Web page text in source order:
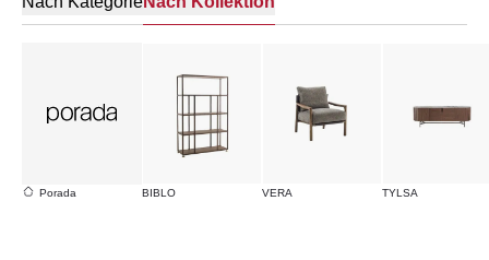
Generationen verfeinert haben – und Designer wie Emmanuel
Gallina, die diesem Wissen zeitgenössische Formen verleihen.
Porada verbindet die Wärme des natürlichen Materials mit der
Präzision italienischen Designs. Möbel, die man berühren
Porada BIBLO VERA TYLSA